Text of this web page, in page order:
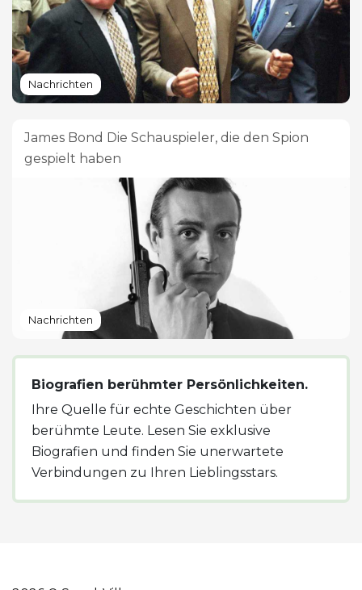
Nachrichten
James Bond Die Schauspieler, die den Spion
gespielt haben
Nachrichten
Biografien berühmter Persönlichkeiten.
Ihre Quelle für echte Geschichten über
berühmte Leute. Lesen Sie exklusive
Biografien und finden Sie unerwartete
Verbindungen zu Ihren Lieblingsstars.